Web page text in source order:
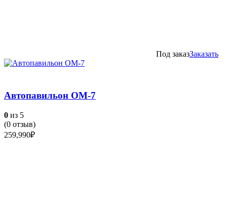
Под заказЗаказать
Автопавильон ОМ-7
0 из 5
(0 отзыв)
259,990₽